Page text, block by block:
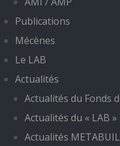
Publications
Mécènes
Le LAB
Actualités
Actualités du Fonds
Actualités du « LAB »
Actualités